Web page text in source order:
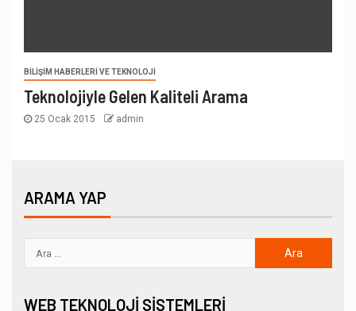
BILIŞIM HABERLERI VE TEKNOLOJI
Teknolojiyle Gelen Kaliteli Arama
25 Ocak 2015 admin
ARAMA YAP
WEB TEKNOLOJI SISTEMLERI